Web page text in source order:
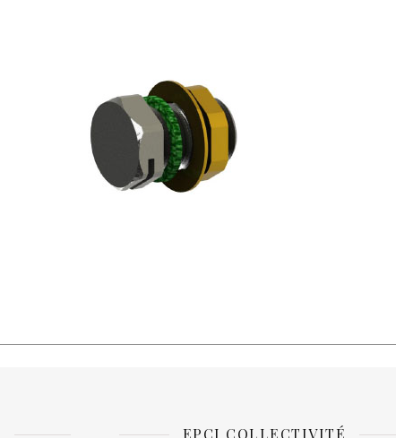
EPCI COLLECTIVITÉ